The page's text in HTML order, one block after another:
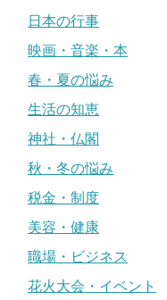
日本の行事
映画・音楽・本
春・夏の悩み
生活の知恵
神社・仏閣
秋・冬の悩み
税金・制度
美容・健康
職場・ビジネス
花火大会・イベント